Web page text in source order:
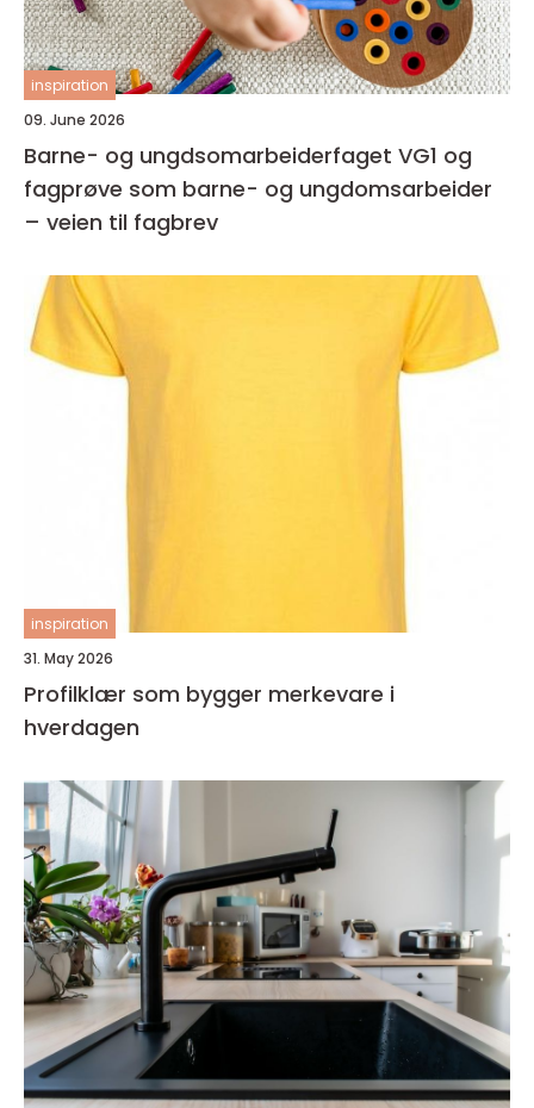
inspiration
09. June 2026
Barne- og ungdsomarbeiderfaget VG1 og
fagprøve som barne- og ungdomsarbeider
– veien til fagbrev
inspiration
31. May 2026
Profilklær som bygger merkevare i
hverdagen